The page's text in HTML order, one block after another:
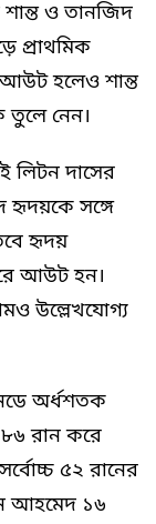
ও তানজিদ
প্রাথমিক
আউট হলেও শান্ত
তুলে নেন।
লিটন দাসের
হৃদয়কে সঙ্গে
হৃদয়
আউট হন।
উল্লেখযোগ্য
অর্ধশতক
৮৬ রান করে
৫২ রানের
আহমেদ ১৬